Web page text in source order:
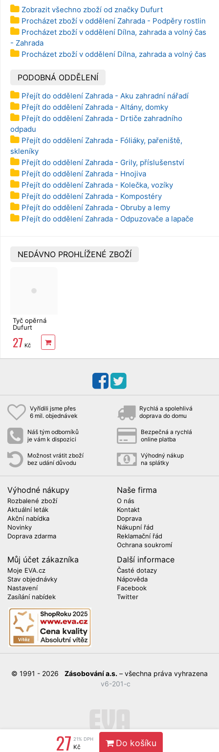
27 21% DPH
Kč Do košíku
Zobrazit všechno zboží od značky Dufurt
Procházet zboží v oddělení Zahrada - Podpěry rostlin
Procházet zboží v oddělení Dílna, zahrada a volný čas
- Zahrada
Procházet zboží v oddělení Dílna, zahrada a volný čas
PODOBNÁ ODDĚLENÍ
Přejít do oddělení Zahrada - Aku zahradní nářadí
Přejít do oddělení Zahrada - Altány, domky
Přejít do oddělení Zahrada - Drtiče zahradního
odpadu
Přejít do oddělení Zahrada - Fóliáky, pařeniště,
skleníky
Přejít do oddělení Zahrada - Grily, příslušenství
Přejít do oddělení Zahrada - Hnojiva
Přejít do oddělení Zahrada - Kolečka, vozíky
Přejít do oddělení Zahrada - Kompostéry
Přejít do oddělení Zahrada - Obruby a lemy
Přejít do oddělení Zahrada - Odpuzovače a lapače
NEDÁVNO PROHLÍŽENÉ ZBOŽÍ
Tyč opěrná
Dufurt
1,1x150cm
27 Kč
Vyřídili jsme přes
6 mil. objednávek
Rychlá a spolehlivá
doprava do domu
Náš tým odborníků
je vám k dispozici
Bezpečná a rychlá
online platba
Možnost vrátit zboží
bez udání důvodu
Výhodný nákup
na splátky
Výhodné nákupy
Rozbalené zboží
Aktuální leták
Akční nabídka
Novinky
Doprava zdarma
Naše firma
O nás
Kontakt
Doprava
Nákupní řád
Reklamační řád
Ochrana soukromí
Můj účet zákazníka
Moje EVA.cz
Stav objednávky
Nastavení
Zasílání nabídek
Další informace
Časté dotazy
Nápověda
Facebook
Twitter
© 1991 - 2026 Zásobování a.s. – všechna práva vyhrazena
v6-201-c